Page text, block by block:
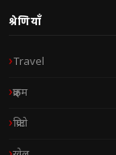
श्रेणियाँ
Travel
क्राइम
क्रिप्टो